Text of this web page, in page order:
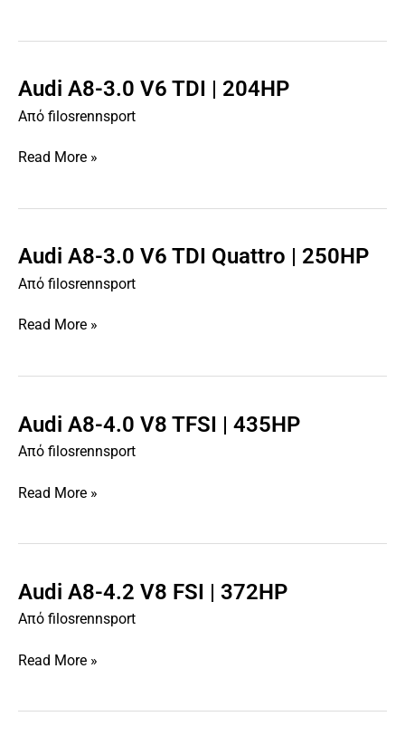
605HP
Audi A8-3.0 V6 TDI | 204HP
Από filosrennsport
Audi
3.0
V6
204HP
Read More »
Audi A8-3.0 V6 TDI Quattro | 250HP
Από filosrennsport
Audi
V6
|
Read More »
Audi A8-4.0 V8 TFSI | 435HP
Από filosrennsport
Audi
435HP
Read More »
Audi A8-4.2 V8 FSI | 372HP
Από filosrennsport
Audi
A8-
V8
372HP
Read More »